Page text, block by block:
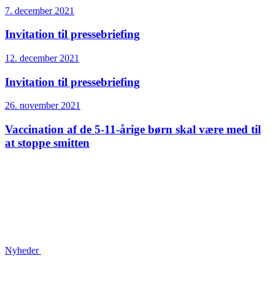
7. december 2021
Invitation til pressebriefing
12. december 2021
Invitation til pressebriefing
26. november 2021
Vaccination af de 5-11-årige børn skal være med til
at stoppe smitten
Nyheder